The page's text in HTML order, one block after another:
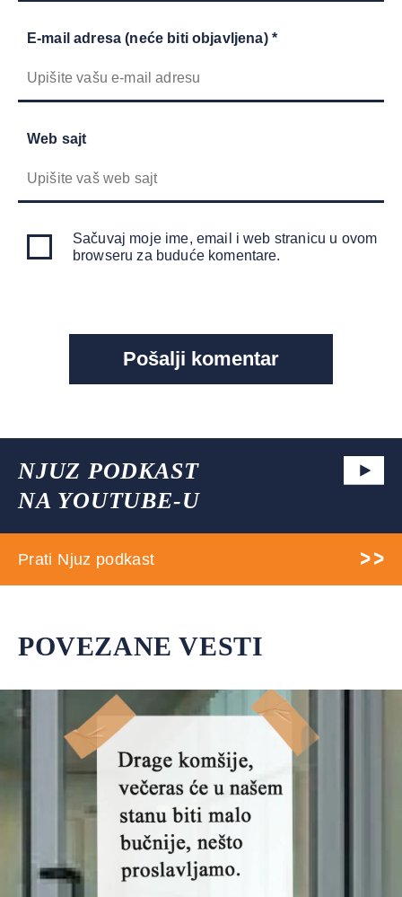
E-mail adresa (neće biti objavljena) *
Web sajt
Sačuvaj moje ime, email i web stranicu u ovom
browseru za buduće komentare.
NJUZ PODKAST
NA YOUTUBE-U
Prati Njuz podkast
POVEZANE VESTI